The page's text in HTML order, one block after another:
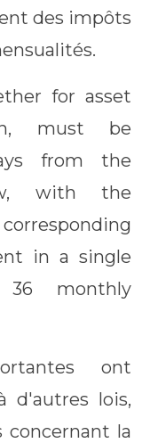
des impôts
for asset
must be
from the
with the
in a single
monthly
ont
d'autres lois,
concernant la